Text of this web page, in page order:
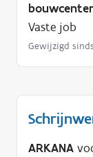
bouwcenter
Vaste job
Gewijzigd
ARKANA